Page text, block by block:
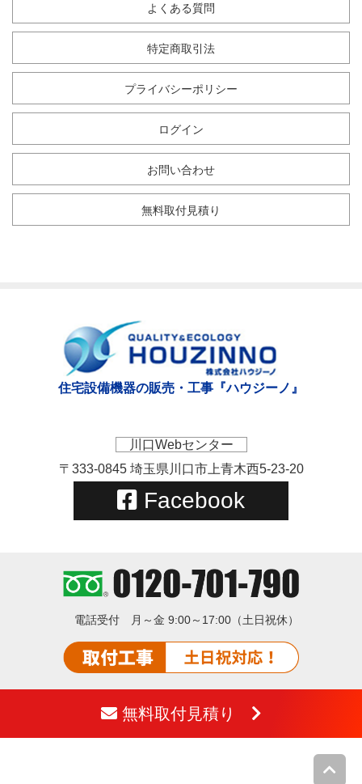
よくある質問
特定商取引法
プライバシーポリシー
ログイン
お問い合わせ
無料取付見積り
住宅設備機器の販売・工事『ハウジーノ』
川口Webセンター
〒333-0845 埼玉県川口市上青木西5-23-20
Facebook
電話受付 月～金 9:00～17:00（土日祝休）
無料取付見積り